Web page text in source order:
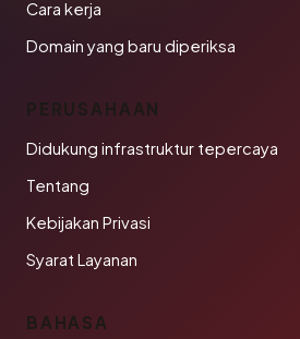
Cara kerja
Domain yang baru diperiksa
PERUSAHAAN
Didukung infrastruktur tepercaya
Tentang
Kebijakan Privasi
Syarat Layanan
BAHASA